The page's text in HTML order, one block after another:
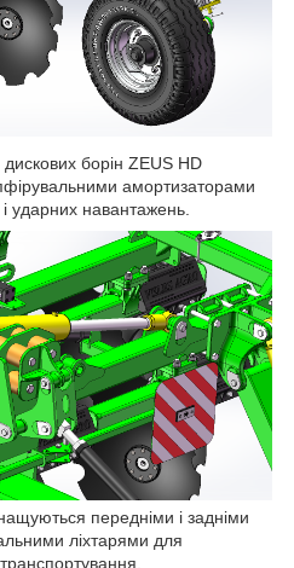
борін ZEUS HD
амортизаторами
і ударних навантажень.
передніми і задніми
ліхтарями для